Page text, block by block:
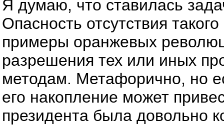
Я думаю, что ставилась
Опасность отсутствия
примеры оранжевых
разрешения тех или иных
методам. Метафорично, но
его накопление может
президента была довольно